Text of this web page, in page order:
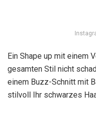
Ein Shape up mit einem
gesamten Stil nicht
einem Buzz-Schnitt mit
stilvoll Ihr schwarzes